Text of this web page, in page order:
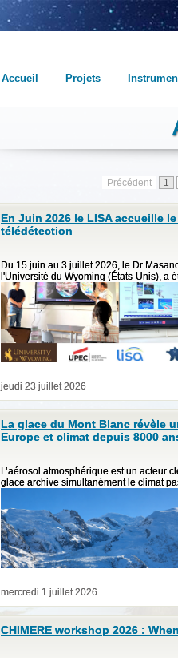
Accueil Projets
Précédent 1
En Juin 2026 le LISA accueille
télédétection
Du 15 juin au 3 juillet 2026, le Dr
l'Université du Wyoming (États-Unis), a
jeudi 23 juillet 2026
La glace du Mont Blanc révèle
Europe et climat depuis 8000
L’aérosol atmosphérique est un acteur
glace archive simultanément le climat
mercredi 1 juillet 2026
CHIMERE workshop 2026 :